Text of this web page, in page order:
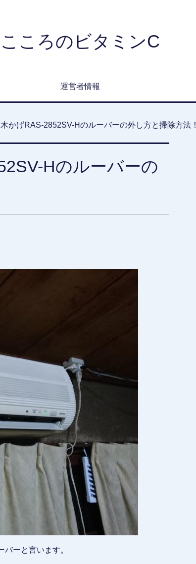
こころのビタミンC
運営者情報
かげRAS-2852SV-Hのルーバーの外し方と掃除方法！
Hのルーバーの
ーと言います。